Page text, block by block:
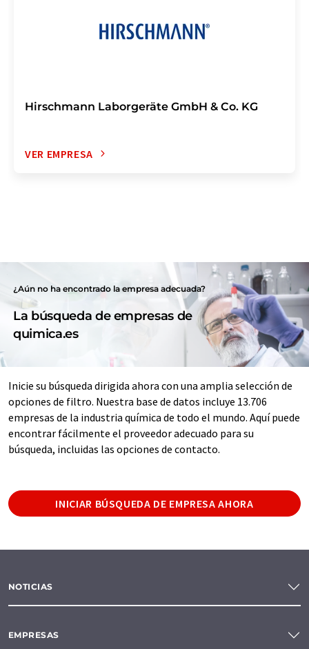
Hirschmann Laborgeräte GmbH & Co. KG
VER EMPRESA
¿Aún no ha encontrado la empresa adecuada?
La búsqueda de empresas de
quimica.es
Inicie su búsqueda dirigida ahora con una amplia selección de
opciones de filtro. Nuestra base de datos incluye 13.706
empresas de la industria química de todo el mundo. Aquí puede
encontrar fácilmente el proveedor adecuado para su
búsqueda, incluidas las opciones de contacto.
INICIAR BÚSQUEDA DE EMPRESA AHORA
NOTICIAS
EMPRESAS